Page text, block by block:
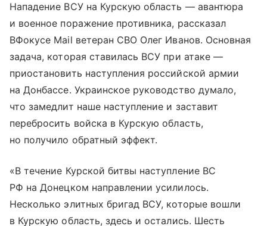
Нападение ВСУ на Курскую область — авантюра
и военное поражение противника, рассказал
ВФокусе Mail ветеран СВО Олег Иванов. Основная
задача, которая ставилась ВСУ при атаке —
приостановить наступления российской армии
на Донбассе. Украинское руководство думало,
что замедлит наше наступление и заставит
перебросить войска в Курскую область,
но получило обратный эффект.
«В течение Курской битвы наступление ВС
РФ на Донецком направлении усилилось.
Несколько элитных бригад ВСУ, которые вошли
в Курскую область, здесь и остались. Шесть